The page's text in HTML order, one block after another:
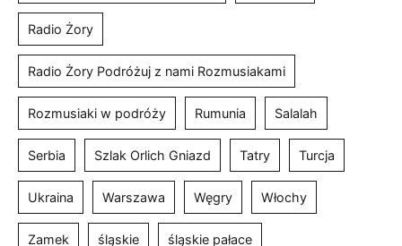
Radio Żory
Radio Żory Podróżuj z nami Rozmusiakami
Rozmusiaki w podróży Rumunia Salalah
Serbia Szlak Orlich Gniazd Tatry Turcja
Ukraina Warszawa Węgry Włochy
Zamek śląskie śląskie pałace